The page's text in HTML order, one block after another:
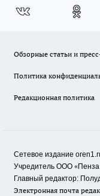
Обзорные статьи и
Политика
Редакционная политика
Сетевое издание
Учредитель ООО «
Главный редактор:
Электронная почта